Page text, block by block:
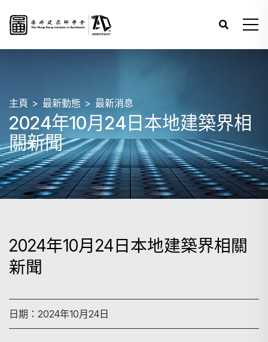
主頁 最新動態 最新消息
2024年10月24日本地建築界相
關新聞
2024年10月24日本地建築界相關
新聞
日期：2024年10月24日